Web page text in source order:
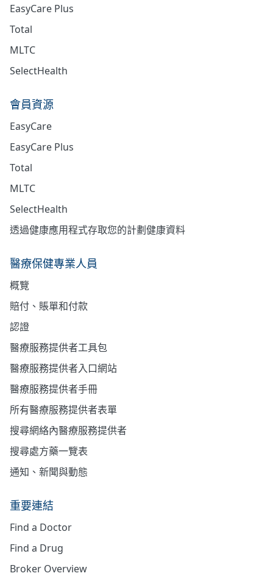
EasyCare Plus
Total
MLTC
SelectHealth
會員資源
EasyCare
EasyCare Plus
Total
MLTC
SelectHealth
透過健康應用程式存取您的計劃健康資料
醫療保健專業人員
概覽
賠付、賬單和付款
認證
醫療服務提供者工具包
醫療服務提供者入口網站
醫療服務提供者手冊
所有醫療服務提供者表單
搜尋網絡內醫療服務提供者
搜尋處方藥一覽表
通知、新聞與動態
重要連結
Find a Doctor
Find a Drug
Broker Overview